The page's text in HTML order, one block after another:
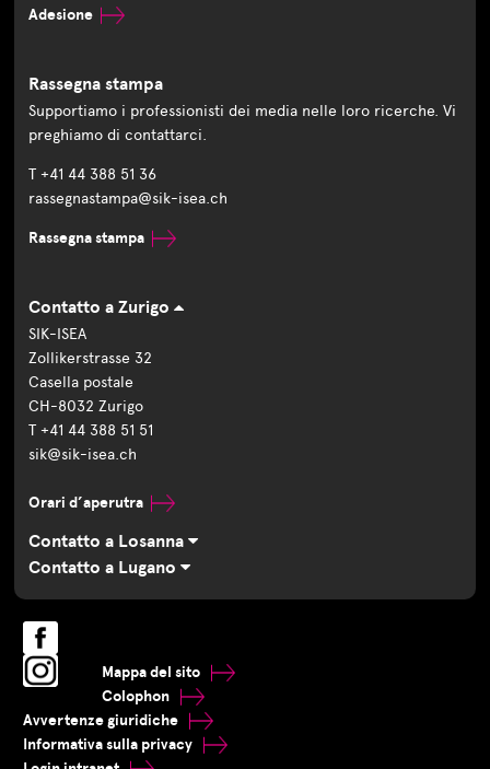
Adesione
Rassegna stampa
Supportiamo i professionisti dei media nelle loro ricerche. Vi
preghiamo di contattarci.
T +41 44 388 51 36
rassegnastampa@sik-isea.ch
Rassegna stampa
Contatto a Zurigo
SIK-ISEA
Zollikerstrasse 32
Casella postale
CH-8032 Zurigo
T +41 44 388 51 51
sik@sik-isea.ch
Orari d’aperutra
Contatto a Losanna
Contatto a Lugano
Mappa del sito
Colophon
Avvertenze giuridiche
Informativa sulla privacy